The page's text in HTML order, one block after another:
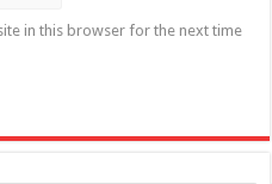
in this browser for the next time